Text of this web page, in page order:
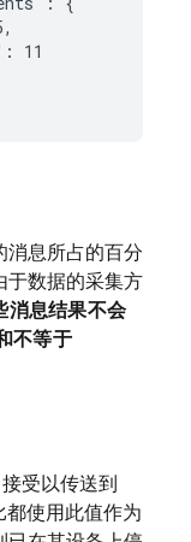
11
消息所占的百分
于数据的采集方
消息结果不会
不等于
受以传送到
使用此值作为